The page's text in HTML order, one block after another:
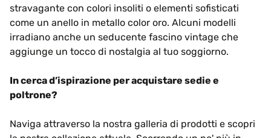
stravagante con colori insoliti o elementi sofisticati
come un anello in metallo color oro. Alcuni modelli
irradiano anche un seducente fascino vintage che
aggiunge un tocco di nostalgia al tuo soggiorno.
In cerca d’ispirazione per acquistare sedie e
poltrone?
Naviga attraverso la nostra galleria di prodotti e scopri